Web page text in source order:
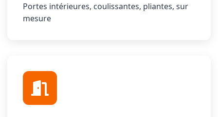
Portes intérieures, coulissantes, pliantes, sur
mesure